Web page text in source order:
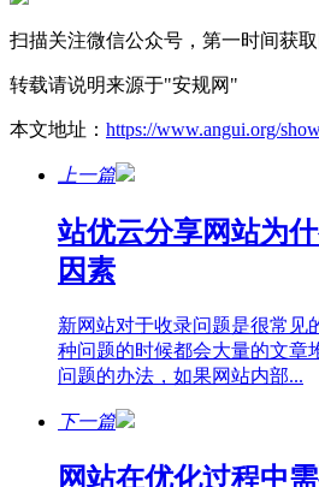
扫描关注微信公众号，第一时间获
转载请说明来源于"安规网"
本文地址： https://www.angui.org/
上一篇
站优云分享网站为
因素
新网站对于收录问题是很常见
种问题的时候都会大量的文章
问题的办法，如果网站内部...
下一篇
网站在优化过程中